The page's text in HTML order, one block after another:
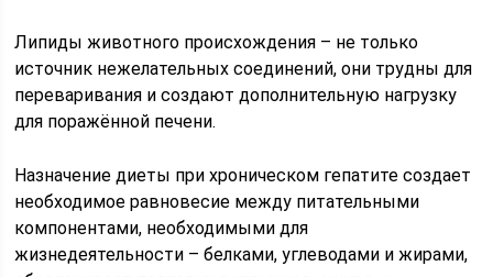
Липиды животного происхождения – не только
источник нежелательных соединений, они трудны для
переваривания и создают дополнительную нагрузку
для поражённой печени.
Назначение диеты при хроническом гепатите создает
необходимое равновесие между питательными
компонентами, необходимыми для
жизнедеятельности – белками, углеводами и жирами,